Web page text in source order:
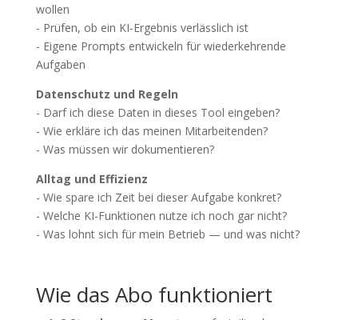
wollen
- Prüfen, ob ein KI-Ergebnis verlässlich ist
- Eigene Prompts entwickeln für wiederkehrende
Aufgaben
Datenschutz und Regeln
- Darf ich diese Daten in dieses Tool eingeben?
- Wie erkläre ich das meinen Mitarbeitenden?
- Was müssen wir dokumentieren?
Alltag und Effizienz
- Wie spare ich Zeit bei dieser Aufgabe konkret?
- Welche KI-Funktionen nutze ich noch gar nicht?
- Was lohnt sich für mein Betrieb — und was nicht?
Wie das Abo funktioniert